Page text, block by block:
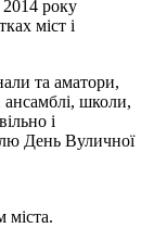
року
міст і
та аматори,
ансамблі, школи,
і
День Вуличної
міста.